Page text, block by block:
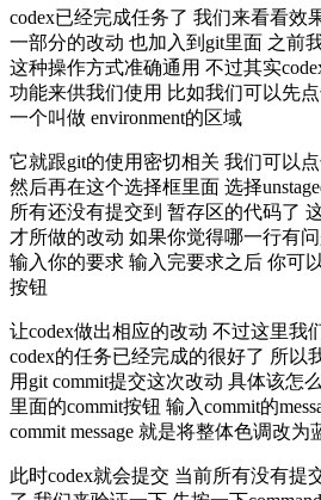
codex已经完成任务了 我们来看看效
一部分的改动 也加入到git里面 之前
这种操作方式准确通用 不过其实
功能来供我们使用 比如我们可以先
一个叫做 environment的区域
它就跟git的使用密切相关 我们可以点
然后再在这个选择框里面 选择
所有还没有提交到 暂存区的代码了
才所做的改动 如果你觉得哪一行有
输入你的要求 输入完要求之后 你可
按钮
让codex做出相应的改动 不过这里我
codex的任务已经完成的很好了 所以
用git commit提交这次改动 具体该怎
里面的commit按钮 输入commit的
commit message 就是将整体色调改
此时codex就会提交 当前所有没有提